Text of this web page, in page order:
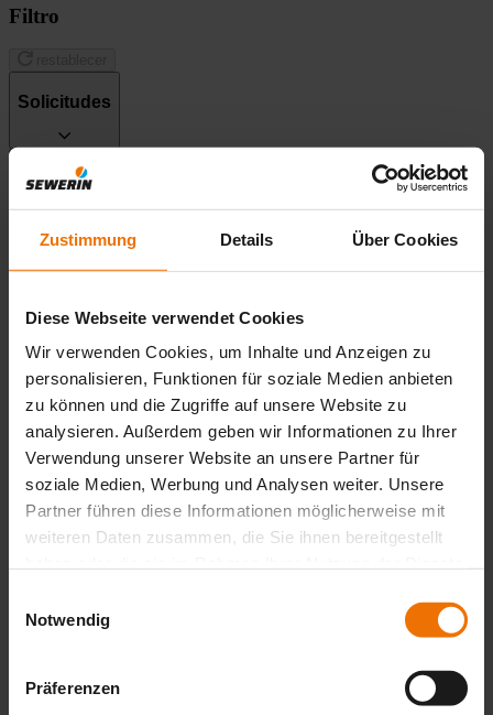
Zustimmung Details Über Cookies
Diese Webseite verwendet Cookies
Wir verwenden Cookies, um Inhalte und Anzeigen zu
personalisieren, Funktionen für soziale Medien anbieten
zu können und die Zugriffe auf unsere Website zu
analysieren. Außerdem geben wir Informationen zu Ihrer
Verwendung unserer Website an unsere Partner für
soziale Medien, Werbung und Analysen weiter. Unsere
Partner führen diese Informationen möglicherweise mit
weiteren Daten zusammen, die Sie ihnen bereitgestellt
Notwendig
Präferenzen
Filtro
Solicitudes
Características
Subcategorías
Precisión y eficacia para cada detección de fugas